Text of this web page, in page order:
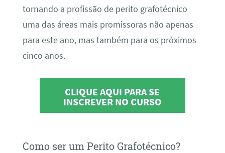
tornando a profissão de perito grafotécnico
uma das áreas mais promissoras não apenas
para este ano, mas também para os próximos
cinco anos.
CLIQUE AQUI PARA SE
INSCREVER NO CURSO
Como ser um Perito Grafotécnico?